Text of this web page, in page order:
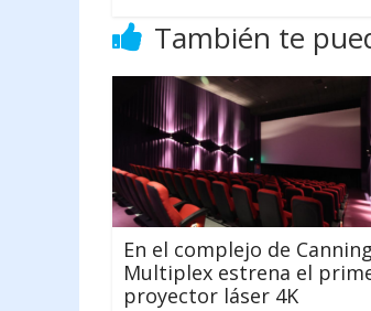
También te
En el complejo de
Multiplex estrena el
proyector láser 4K